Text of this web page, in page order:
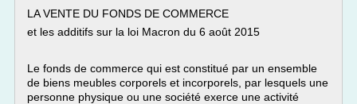
LA VENTE DU FONDS DE COMMERCE
et les additifs sur la loi Macron du 6 août 2015
Le fonds de commerce qui est constitué par un ensemble
de biens meubles corporels et incorporels, par lesquels une
personne physique ou une société exerce une activité